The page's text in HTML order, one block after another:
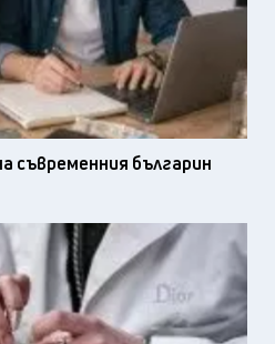
съвременния българин